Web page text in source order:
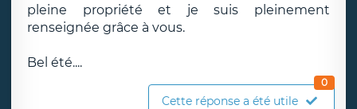
pleine propriété et je suis pleinement
renseignée grâce à vous.
Bel été....
Cette réponse a été utile
0